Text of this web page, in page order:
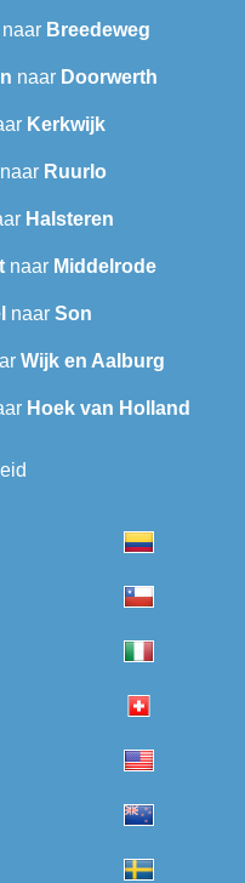
naar Breedeweg
naar Doorwerth
Kerkwijk
naar Ruurlo
Halsteren
naar Middelrode
naar Son
Wijk en Aalburg
Hoek van Holland